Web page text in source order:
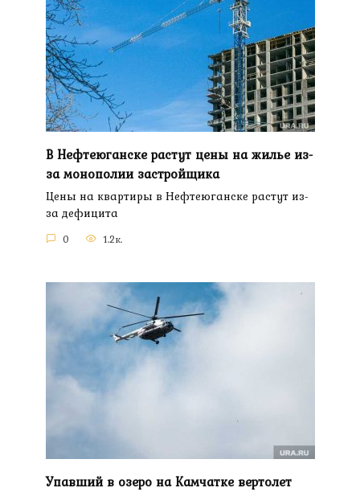
В Нефтеюганске растут цены на жилье из-
за монополии застройщика
Цены на квартиры в Нефтеюганске растут из-
за дефицита
0 1.2к.
Упавший в озеро на Камчатке вертолет